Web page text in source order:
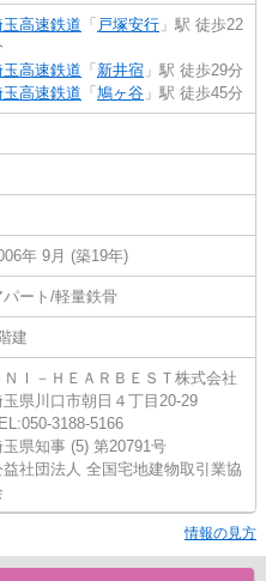
玉高速鉄道 「 戸塚安行 」駅 徒歩22
玉高速鉄道 「 新井宿 」駅 徒歩29分
玉高速鉄道 「 鳩ヶ谷 」駅 徒歩45分
年 9月 (築19年)
パート/軽量鉄骨
建
ＮＩ－ＨＥＡＲＢＥＳＴ株式会社
玉県川口市朝日４丁目20-29
3188-5166
玉県知事 (5) 第20791号
益社団法人 全国宅地建物取引業協
情報の見方